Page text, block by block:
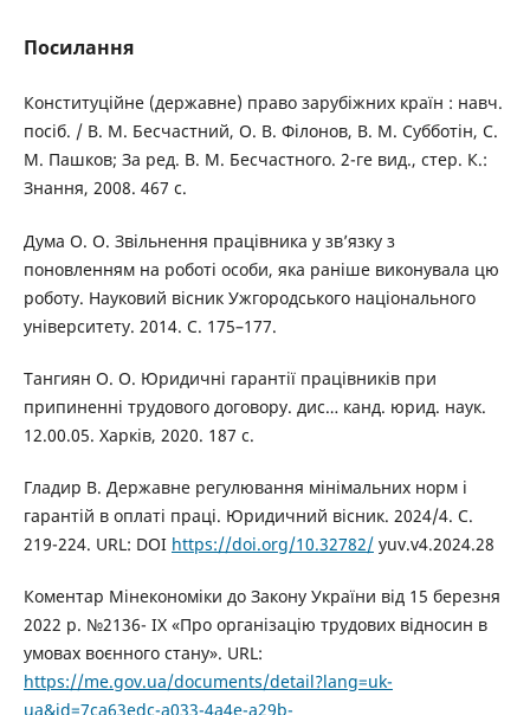
Посилання
Конституційне (державне) право зарубіжних країн : навч.
посіб. / В. М. Бесчастний, О. В. Філонов, В. М. Субботін, С.
М. Пашков; За ред. В. М. Бесчастного. 2-ге вид., стер. К.:
Знання, 2008. 467 с.
Дума О. О. Звільнення працівника у зв’язку з
поновленням на роботі особи, яка раніше виконувала цю
роботу. Науковий вісник Ужгородського національного
університету. 2014. С. 175–177.
Тангиян О. О. Юридичні гарантії працівників при
припиненні трудового договору. дис… канд. юрид. наук.
12.00.05. Харків, 2020. 187 с.
Гладир В. Державне регулювання мінімальних норм і
гарантій в оплаті праці. Юридичний вісник. 2024/4. С.
219-224. URL: DOI https://doi.org/10.32782/yuv.v4.2024.28
Коментар Мінекономіки до Закону України від 15 березня
2022 р. №2136- IX «Про організацію трудових відносин в
умовах воєнного стану». URL:
https://me.gov.ua/documents/detail?lang=uk-
ua&id=7ca63edc-a033-4a4e-a29b-